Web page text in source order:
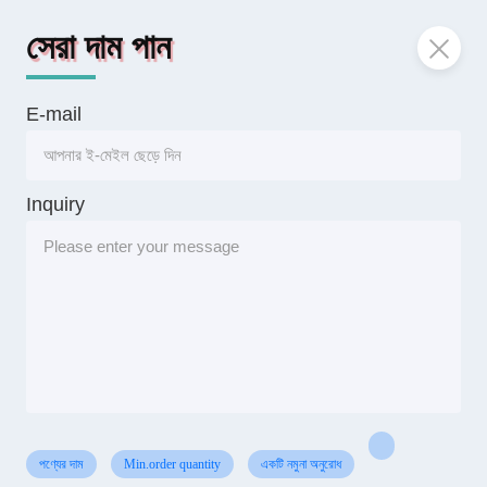
সেরা দাম পান
E-mail
Inquiry
পণ্যের দাম Min.order quantity একটি নমুনা অনুরোধ